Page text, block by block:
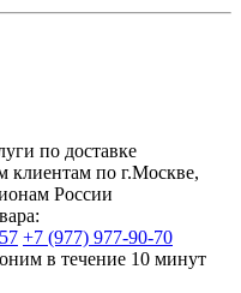
по доставке
клиентам по г.Москве,
России
+7 (977) 977-90-70
в течение 10 минут